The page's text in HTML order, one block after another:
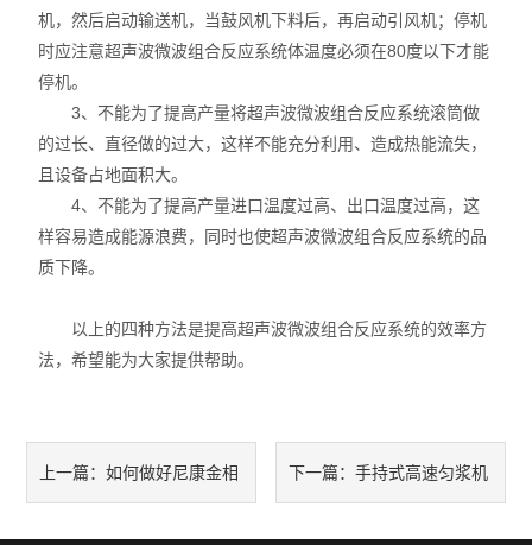
机，然后启动输送机，当鼓风机下料后，再启动引风机；停机
时应注意超声波微波组合反应系统体温度必须在80度以下才能
停机。
3、不能为了提高产量将超声波微波组合反应系统滚筒做
的过长、直径做的过大，这样不能充分利用、造成热能流失，
且设备占地面积大。
4、不能为了提高产量进口温度过高、出口温度过高，这
样容易造成能源浪费，同时也使超声波微波组合反应系统的品
质下降。
以上的四种方法是提高超声波微波组合反应系统的效率方
法，希望能为大家提供帮助。
上一篇：如何做好尼康金相 下一篇： 手持式高速匀浆机